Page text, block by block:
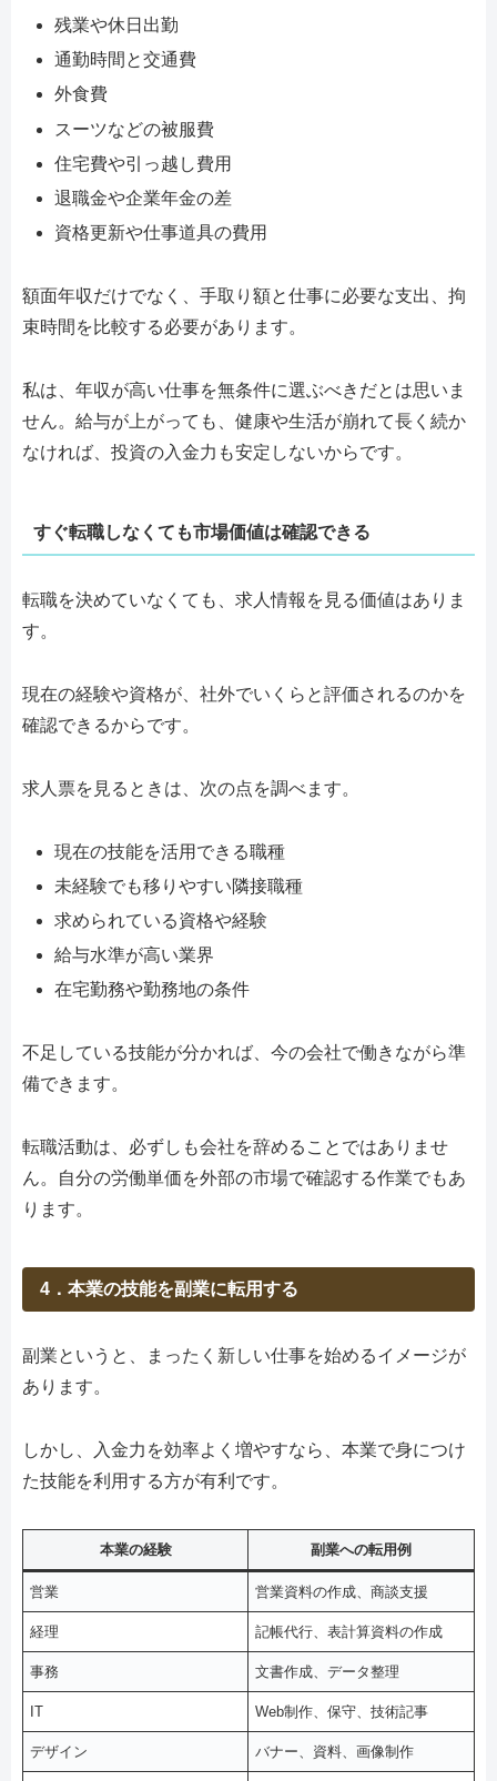
残業や休日出勤
通勤時間と交通費
外食費
スーツなどの被服費
住宅費や引っ越し費用
退職金や企業年金の差
資格更新や仕事道具の費用
額面年収だけでなく、手取り額と仕事に必要な支出、拘
束時間を比較する必要があります。
私は、年収が高い仕事を無条件に選ぶべきだとは思いま
せん。給与が上がっても、健康や生活が崩れて長く続か
なければ、投資の入金力も安定しないからです。
すぐ転職しなくても市場価値は確認できる
転職を決めていなくても、求人情報を見る価値はありま
す。
現在の経験や資格が、社外でいくらと評価されるのかを
確認できるからです。
求人票を見るときは、次の点を調べます。
現在の技能を活用できる職種
未経験でも移りやすい隣接職種
求められている資格や経験
給与水準が高い業界
在宅勤務や勤務地の条件
不足している技能が分かれば、今の会社で働きながら準
備できます。
転職活動は、必ずしも会社を辞めることではありませ
ん。自分の労働単価を外部の市場で確認する作業でもあ
ります。
4．本業の技能を副業に転用する
副業というと、まったく新しい仕事を始めるイメージが
あります。
しかし、入金力を効率よく増やすなら、本業で身につけ
た技能を利用する方が有利です。
本業の経験 副業への転用例
営業 営業資料の作成、商談支援
経理 記帳代行、表計算資料の作成
事務 文書作成、データ整理
IT Web制作、保守、技術記事
デザイン バナー、資料、画像制作